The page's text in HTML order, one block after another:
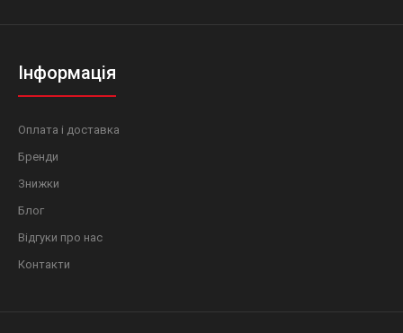
Інформація
Оплата і доставка
Бренди
Знижки
Блог
Відгуки про нас
Контакти